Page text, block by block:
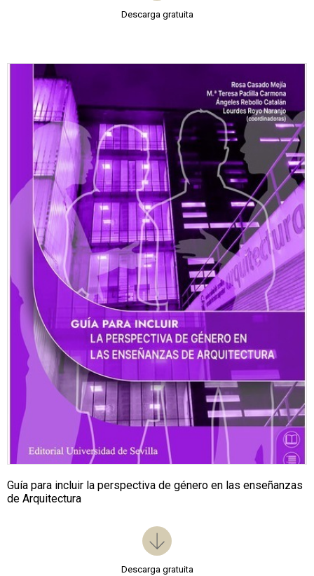
Descarga gratuita
Guía para incluir la perspectiva de género en las enseñanzas
de Arquitectura
Descarga gratuita